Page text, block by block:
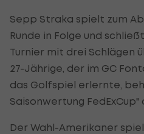
Sepp Straka spielt zum
Runde in Folge und
Turnier mit drei Schlägen
27-Jährige, der im GC
das Golfspiel erlernte,
Saisonwertung FedExCup"
Der Wahl-Amerikaner